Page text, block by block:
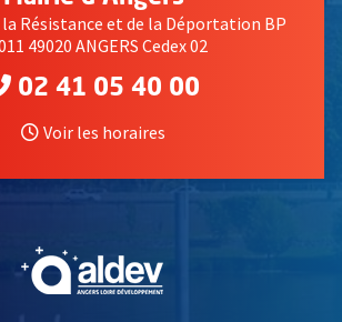
la Résistance et de la Déportation BP
49020 ANGERS Cedex 02
02 41 05 40 00
Voir les horaires